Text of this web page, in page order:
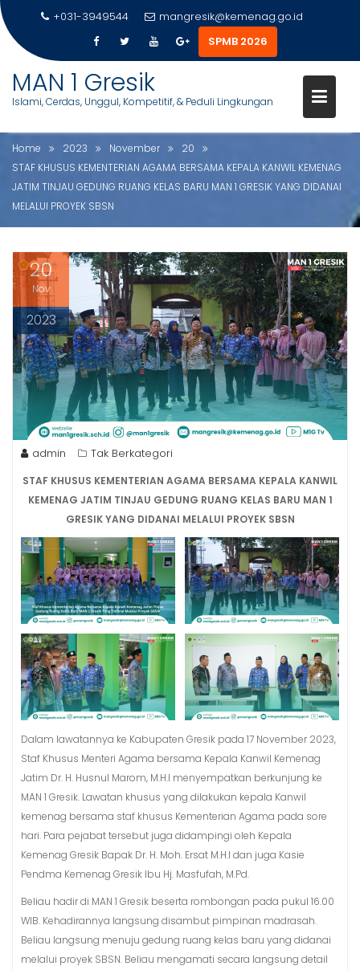
n
+031-3949544
mangresik@kemenag.go.id
SPMB 2026
MAN 1 Gresik
Islami, Cerdas, Unggul, Kompetitif, & Peduli Lingkungan
AGAMA BERSAMA KEPALA
KANWIL KEMENAG JATIM
TINJAU GEDUNG RUANG KELAS
BARU MAN 1 GRESIK YANG
DIDANAI MELALUI PROYEK SBSN
Home 2023 November
20
STAF KHUSUS KEMENTERIAN AGAMA BERSAMA KEPALA KANWIL KEMENAG
JATIM TINJAU GEDUNG RUANG KELAS BARU MAN 1 GRESIK YANG DIDANAI
MELALUI PROYEK SBSN
20
Nov
2023
admin Tak Berkategori
STAF KHUSUS KEMENTERIAN AGAMA BERSAMA KEPALA KANWIL
KEMENAG JATIM TINJAU GEDUNG RUANG KELAS BARU MAN 1
GRESIK YANG DIDANAI MELALUI PROYEK SBSN
Dalam lawatannya ke Kabupaten Gresik pada 17 November 2023,
Staf Khusus Menteri Agama bersama Kepala Kanwil Kemenag
Jatim Dr. H. Husnul Marom, M.H.I menyempatkan berkunjung ke
MAN 1 Gresik. Lawatan khusus yang dilakukan kepala Kanwil
kemenag bersama staf khusus Kementerian Agama pada sore
hari. Para pejabat tersebut juga didampingi oleh Kepala
Kemenag Gresik Bapak Dr. H. Moh. Ersat M.H.I dan juga Kasie
Pendma Kemenag Gresik Ibu Hj. Masfufah, M.Pd.
Beliau hadir di MAN 1 Gresik beserta rombongan pada pukul 16.00
WIB. Kehadirannya langsung disambut pimpinan madrasah.
Beliau langsung menuju gedung ruang kelas baru yang didanai
melalui proyek SBSN. Beliau mengamati secara langsung detail